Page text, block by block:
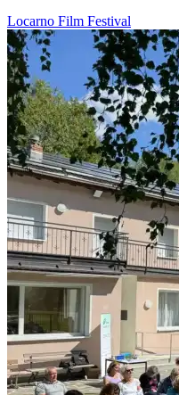
Locarno Film Festival